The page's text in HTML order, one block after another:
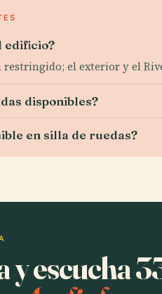
edificio?
restringido; el exterior y el
disponibles?
en silla de ruedas?
y escucha